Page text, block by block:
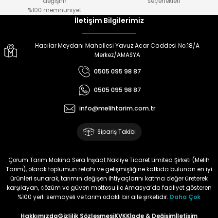
Ürün hazırlamada
,göndermede,telefonda bilgi
almada çok yardımcılar.Melih
Doğan Zeki Gürbüz | 23/01/2024
Ürün elime çok çabuk ulaştı.
anda süs yoncasıyla ektim.
Bunun akibeti 2024 yazına belli
olacak
S... Ö... | 23/01/2024
%100 memnuniyet
İletişim Bilgilerimiz
Hacılar Meydanı Mahallesi Yavuz Acar Caddesi No:18/A
Merkez/AMASYA
0505 095 98 87
0505 095 98 87
info@melihtarim.com.tr
Sipariş Takibi
Çorum Tarım Makina Sera İnşaat Nakliye Ticaret Limited Şirketi (Melih
Tarım), olarak toplumun refahı ve gelişmişliğine katkıda bulunan en iyi
ürünleri sunarak, tarımın değişen ihtiyaçlarını katma değer üreterek
karşılayan, çözüm ve güven mottosu ile Amasya’da faaliyet gösteren
%100 yerli sermayeli ve tarım odaklı bir aile şirketidir. Daha Çok
HakkımızdaGizlilik SözleşmesiKVKKİade & Değişimİletişim